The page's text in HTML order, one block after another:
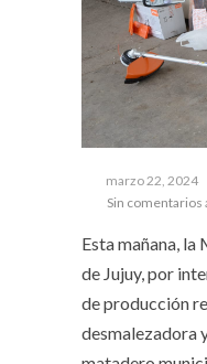
marzo 22, 2024
Sin comentarios
Esta mañana, la
de Jujuy, por
de producción
desmalezadora